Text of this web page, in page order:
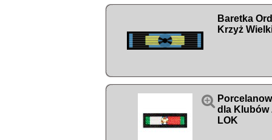
Baretka
Krzyż

dla Klubów
LOK